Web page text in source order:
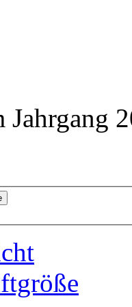
Jahrgang